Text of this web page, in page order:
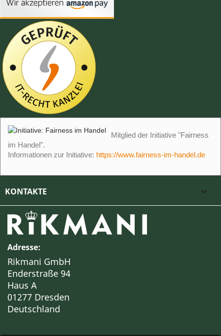
Mitglied der Initiative "Fairness
im Handel".
Informationen zur Initiative: https://www.fairness-im-handel.de
KONTAKTE 
Adresse:
Rikmani GmbH
Enderstraße 94
Haus A
01277 Dresden
Deutschland